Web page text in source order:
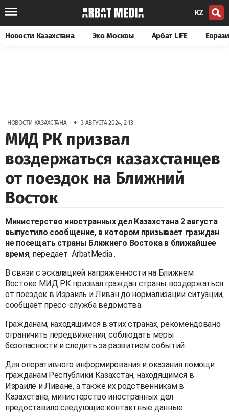
KZ
Новости Казахстана Эхо Москвы Арбат LIFE
НОВОСТИ КАЗАХСТАНА • 3 АВГУСТА 2024, 2:13
МИД РК призвал
воздержаться казахстанцев
от поездок на Ближний
Восток
Министерство иностранных дел Казахстана 2 августа
выпустило сообщение, в котором призывает граждан
не посещать страны Ближнего Востока в ближайшее
время, передает ArbatMedia .
В связи с эскалацией напряженности на Ближнем
Востоке МИД РК призвал граждан страны воздержаться
от поездок в Израиль и Ливан до нормализации ситуации,
сообщает пресс-служба ведомства.
Гражданам, находящимся в этих странах, рекомендовано
ограничить передвижения, соблюдать меры
безопасности и следить за развитием событий.
Для оперативного информирования и оказания помощи
гражданам Республики Казахстан, находящимся в
Израиле и Ливане, а также их родственникам в
Казахстане, министерство иностранных дел
предоставило следующие контактные данные: